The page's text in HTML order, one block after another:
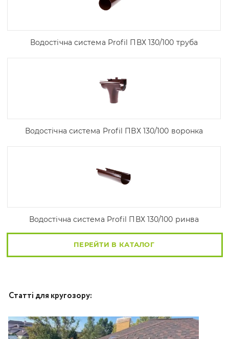
Водостічна система Profil ПВХ 130/100 труба
Водостічна система Profil ПВХ 130/100 воронка
Водостічна система Profil ПВХ 130/100 ринва
ПЕРЕЙТИ В КАТАЛОГ
Статті для кругозору: